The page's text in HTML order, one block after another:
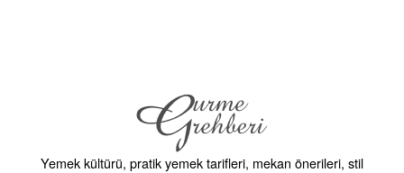
Yemek kültürü, pratik yemek tarifleri, mekan önerileri, stil